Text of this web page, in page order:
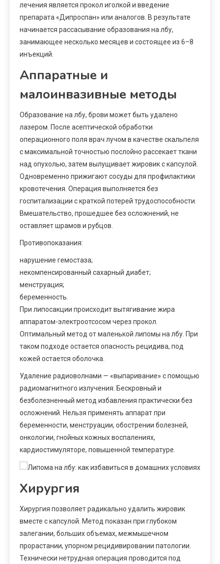
лечения является прокол иголкой и введение
препарата «Дипроспан» или аналогов. В результате
начинается рассасывание образования на лбу,
занимающее несколько месяцев и состоящее из 6–8
инъекций.
Аппаратные и
малоинвазивные методы
Образование на лбу, брови может быть удалено
лазером. После асептической обработки
операционного поля врач лучом в качестве скальпеля
с максимальной точностью послойно рассекает ткани
над опухолью, затем вылущивает жировик с капсулой.
Одновременно прижигают сосуды для профилактики
кровотечения. Операция выполняется без
госпитализации с краткой потерей трудоспособности.
Вмешательство, прошедшее без осложнений, не
оставляет шрамов и рубцов.
Противопоказания:
нарушение гемостаза;
некомпенсированный сахарный диабет;
менструация;
беременность.
При липосакции происходит вытягивание жира
аппаратом-электроотсосом через прокол.
Оптимальный метод от маленькой липомы на лбу. При
таком подходе остается опасность рецидива, под
кожей остается оболочка.
Удаление радиоволнами — «выпаривание» с помощью
радиомагнитного излучения. Бескровный и
безболезненный метод избавления практически без
осложнений. Нельзя применять аппарат при
беременности, менструации, обострении болезней,
онкологии, гнойных кожных воспалениях,
кардиостимуляторе, повышенной температуре.
Хирургия
Хирургия позволяет радикально удалить жировик
вместе с капсулой. Метод показан при глубоком
залегании, больших объемах, межмышечном
прорастании, упорном рецидивировании патологии.
Технически нетрудная операция проводится под